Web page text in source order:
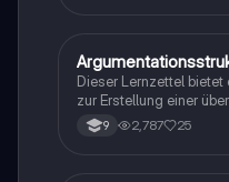
Deutsch
Dieser Lernzettel
zur Erstellung einer
behandelt die
Hauptteil mit klaren
9 2,787 25